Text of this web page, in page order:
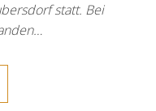
statt. Bei